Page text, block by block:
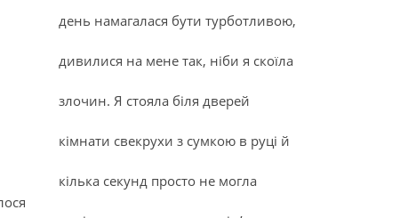
день намагалася бути турботливою,
дивилися на мене так, ніби я скоїла
злочин. Я стояла біля дверей
кімнати свекрухи з сумкою в руці й
кілька секунд просто не могла